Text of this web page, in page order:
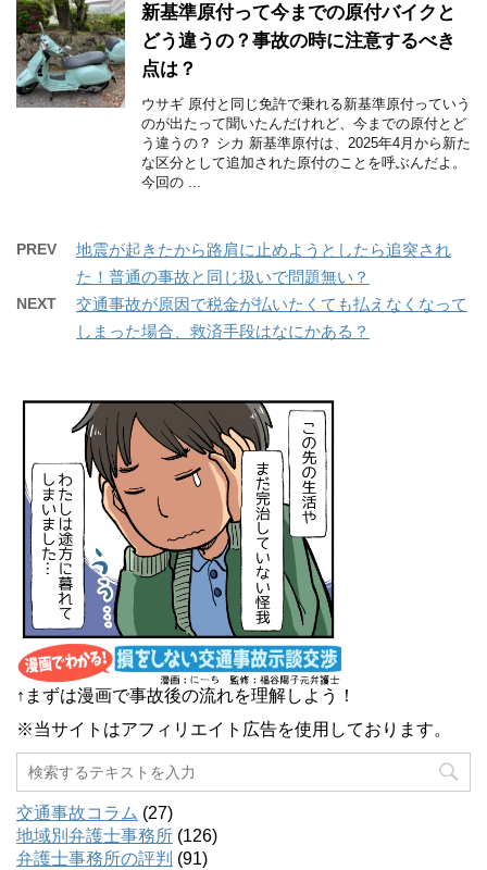
新基準原付って今までの原付バイクと
どう違うの？事故の時に注意するべき
点は？
ウサギ 原付と同じ免許で乗れる新基準原付っていう
のが出たって聞いたんだけれど、今までの原付とど
う違うの？ シカ 新基準原付は、2025年4月から新た
な区分として追加された原付のことを呼ぶんだよ。
今回の ...
PREV
地震が起きたから路肩に止めようとしたら追突され
た！普通の事故と同じ扱いで問題無い？
NEXT
交通事故が原因で税金が払いたくても払えなくなって
しまった場合、救済手段はなにかある？
↑まずは漫画で事故後の流れを理解しよう！
※当サイトはアフィリエイト広告を使用しております。
交通事故コラム (27)
地域別弁護士事務所 (126)
弁護士事務所の評判 (91)